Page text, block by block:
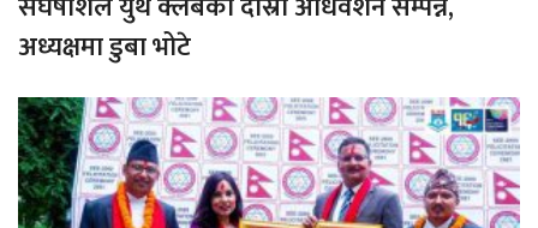
अध्यक्षमा डुबा भोटे